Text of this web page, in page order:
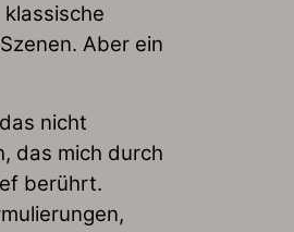
Aber ein
nicht
das mich durch
berührt.